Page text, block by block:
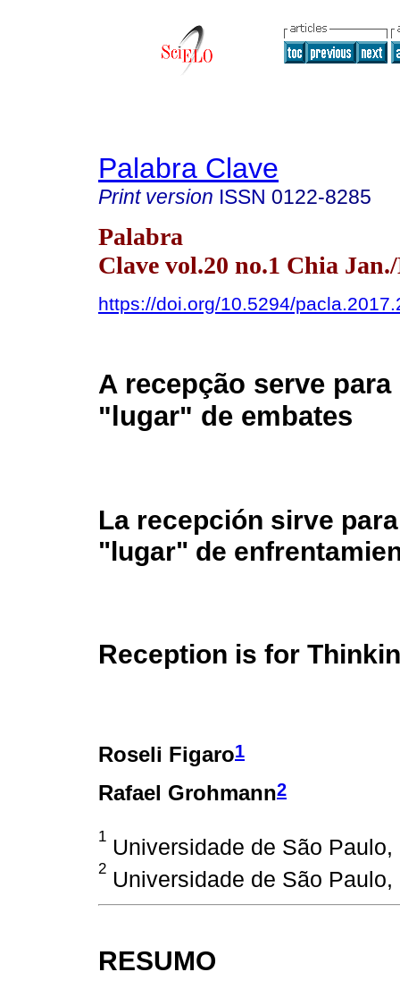
Palabra Clave
Print version ISSN 0122-8285
Palabra
Clave vol.20 no.1 Chia
https://doi.org/10.5294/
A recepção serve
"lugar" de embates
La recepción sirve
"lugar" de
Reception is for
Roseli Figaro1
Rafael Grohmann2
1 Universidade de São
2 Universidade de São
RESUMO